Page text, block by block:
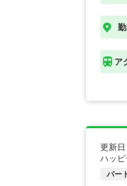
ア
更新
ハッ
パー